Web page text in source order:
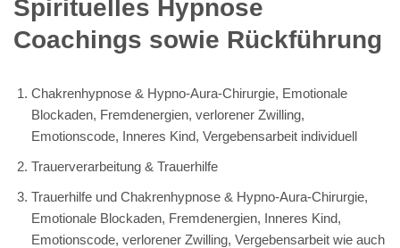
Spirituelles Hypnose
Coachings sowie Rückführung
Chakrenhypnose & Hypno-Aura-Chirurgie, Emotionale
Blockaden, Fremdenergien, verlorener Zwilling,
Emotionscode, Inneres Kind, Vergebensarbeit individuell
Trauerverarbeitung & Trauerhilfe
Trauerhilfe und Chakrenhypnose & Hypno-Aura-Chirurgie,
Emotionale Blockaden, Fremdenergien, Inneres Kind,
Emotionscode, verlorener Zwilling, Vergebensarbeit wie auch